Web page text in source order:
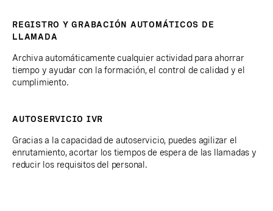
REGISTRO Y GRABACIÓN AUTOMÁTICOS DE
LLAMADA
Archiva automáticamente cualquier actividad para ahorrar
tiempo y ayudar con la formación, el control de calidad y el
cumplimiento.
AUTOSERVICIO IVR
Gracias a la capacidad de autoservicio, puedes agilizar el
enrutamiento, acortar los tiempos de espera de las llamadas y
reducir los requisitos del personal.